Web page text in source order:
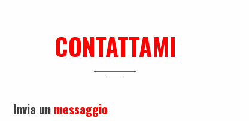
CONTATTAMI
Invia un messaggio